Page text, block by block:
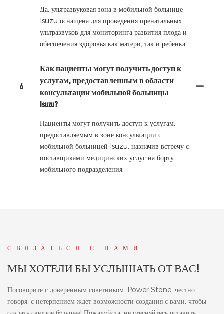
Да, ультразвуковая зона в мобильной больнице
Isuzu оснащена для проведения пренатальных
ультразвуков для мониторинга развития плода и
обеспечения здоровья как матери, так и ребенка.
6
Как пациенты могут получить доступ к
услугам, предоставленным в области
консультации мобильной больницы
Isuzu?
Пациенты могут получить доступ к услугам,
предоставляемым в зоне консультации с
мобильной больницей Isuzu, назначив встречу с
поставщиками медицинских услуг на борту
мобильного подразделения.
СВЯЗАТЬСЯ С НАМИ
МЫ ХОТЕЛИ БЫ УСЛЫШАТЬ ОТ ВАС!
Поговорите с доверенным советником. Power Stone, честно
говоря, с нетерпением ждет возможности создания с вами, чтобы